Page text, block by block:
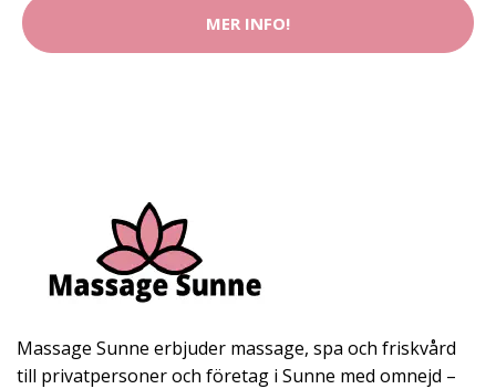
MER INFO!
Massage Sunne erbjuder massage, spa och friskvård
till privatpersoner och företag i Sunne med omnejd –